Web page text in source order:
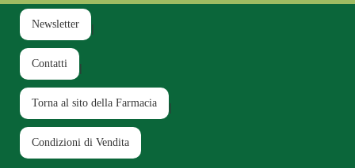
Passa
contenuto
principale
Newsletter
Contatti
Torna al sito della Farmacia
Condizioni di Vendita